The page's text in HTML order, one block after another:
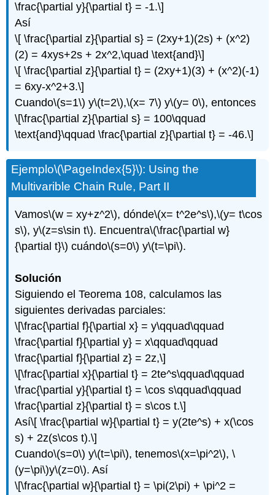
\frac{\partial y}{\partial t} = -1.\]
Así
\[ \frac{\partial z}{\partial s} = (2xy+1)(2s) + (x^2)
(2) = 4xys+2s + 2x^2,\quad \text{and}\]
\[ \frac{\partial z}{\partial t} = (2xy+1)(3) + (x^2)(-1)
= 6xy-x^2+3.\]
Cuando\(s=1\) y\(t=2\),\(x= 7\) y\(y= 0\), entonces
\[\frac{\partial z}{\partial s} = 100\qquad
\text{and}\qquad \frac{\partial z}{\partial t} = -46.\]
Ejemplo\(\PageIndex{5}\): Using the
Multivarible Chain Rule, Part II
Vamos\(w = xy+z^2\), dónde\(x= t^2e^s\),\(y= t\cos
s\), y\(z=s\sin t\). Encuentra\(\frac{\partial w}
{\partial t}\) cuándo\(s=0\) y\(t=\pi\).
Solución
Siguiendo el Teorema 108, calculamos las
siguientes derivadas parciales:
\[\frac{\partial f}{\partial x} = y\qquad\qquad
\frac{\partial f}{\partial y} = x\qquad\qquad
\frac{\partial f}{\partial z} = 2z,\]
\[\frac{\partial x}{\partial t} = 2te^s\qquad\qquad
\frac{\partial y}{\partial t} = \cos s\qquad\qquad
\frac{\partial z}{\partial t} = s\cos t.\]
Así\[ \frac{\partial w}{\partial t} = y(2te^s) + x(\cos
s) + 2z(s\cos t).\]
Cuando\(s=0\) y\(t=\pi\), tenemos\(x=\pi^2\),\
(y=\pi\)y\(z=0\). Así
\[\frac{\partial w}{\partial t} = \pi(2\pi) + \pi^2 =